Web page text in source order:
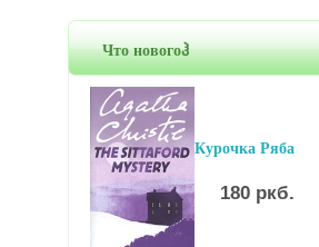
Что новогоჰ
Курочка Ряба
180 ркб.